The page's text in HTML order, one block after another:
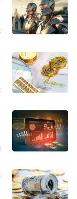
，1963年11
今担任暄洁
并于2017年
总裁。
首批上市公
投资运营
国，深耕环